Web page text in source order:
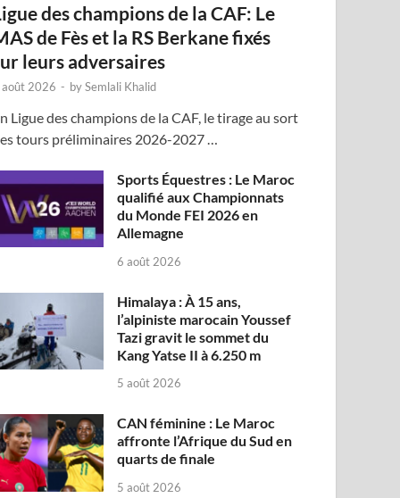
des champions de la CAF: Le
de Fès et la RS Berkane fixés
leurs adversaires
2026 - bySemlali Khalid
Ligue des champions de la CAF, le tirage au sort
tours préliminaires 2026-2027 …
Sports Équestres : Le Maroc
qualifié aux Championnats
du Monde FEI 2026 en
Allemagne
6 août 2026
Himalaya : À 15 ans,
l’alpiniste marocain Youssef
Tazi gravit le sommet du
Kang Yatse II à 6.250 m
5 août 2026
CAN féminine : Le Maroc
affronte l’Afrique du Sud en
quarts de finale
5 août 2026